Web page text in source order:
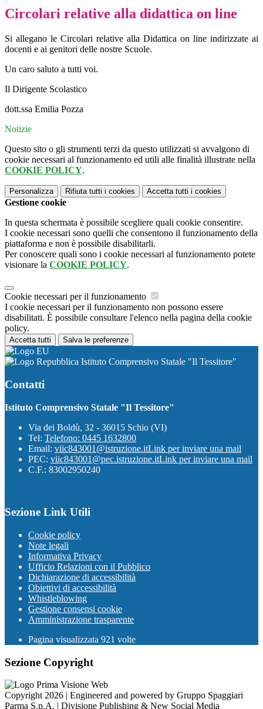
Circolari relative alla didattica on line
Si allegano le Circolari relative alla Didattica on line indirizzate ai
docenti e ai genitori delle nostre Scuole.
Un caro saluto a tutti voi.
Il Dirigente Scolastico
dott.ssa Emilia Pozza
Notizie
Questo sito o gli strumenti terzi da questo utilizzati si avvalgono di
cookie necessari al funzionamento ed utili alle finalità illustrate nella
COOKIE POLICY.
Personalizza Rifiuta tutti i cookies Accetta tutti i cookies
Gestione cookie
In questa schermata è possibile scegliere quali cookie consentire.
I cookie necessari sono quelli che consentono il funzionamento della
piattaforma e non è possibile disabilitarli.
Per conoscere quali sono i cookie necessari al funzionamento potete
visionare la COOKIE POLICY.
Cookie necessari per il funzionamento
I cookie necessari per il funzionamento non possono essere
disabilitati. È possibile consultare l'elenco nella pagina della cookie
policy.
Accetta tutti Salva le preferenze
Istituto Comprensivo Statale "Il Tessitore"
Contatti
Istituto Comprensivo Statale "Il Tessitore"
Via dei Boldù, 32 - 36015 Schio (VI)
Tel: Telefono: 0445 1632800
Email: viic843001@istruzione.itLink per inviare una mail
PEC: viic843001@pec.istruzione.itLink per inviare una mail
C.F.: 83002950240
Sezione Link Utili
Cookie policy
Note legali
Informativa Privacy
Ufficio Relazioni con il Pubblico
Dichiarazione di accessibilità
Obiettivi di accessibilità
Whistleblowing
Gestione consensi cookie
Amministrazione trasparente
Pagina visualizzata 921 volte
Sezione Copyright
Copyright 2026 | Engineered and powered by Gruppo Spaggiari
Parma S.p.A. | Divisione Publishing & New Social Media